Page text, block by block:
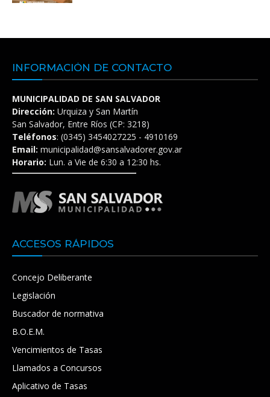
INFORMACIÓN DE CONTACTO
MUNICIPALIDAD DE SAN SALVADOR
Dirección: Urquiza y San Martín
San Salvador, Entre Ríos (CP: 3218)
Teléfonos: (0345) 3454027225 - 4910169
Email: municipalidad@sansalvadorer.gov.ar
Horario: Lun. a Vie de 6:30 a 12:30 hs.
ACCESOS RÁPIDOS
Concejo Deliberante
Legislación
Buscador de normativa
B.O.E.M.
Vencimientos de Tasas
Llamados a Concursos
Aplicativo de Tasas